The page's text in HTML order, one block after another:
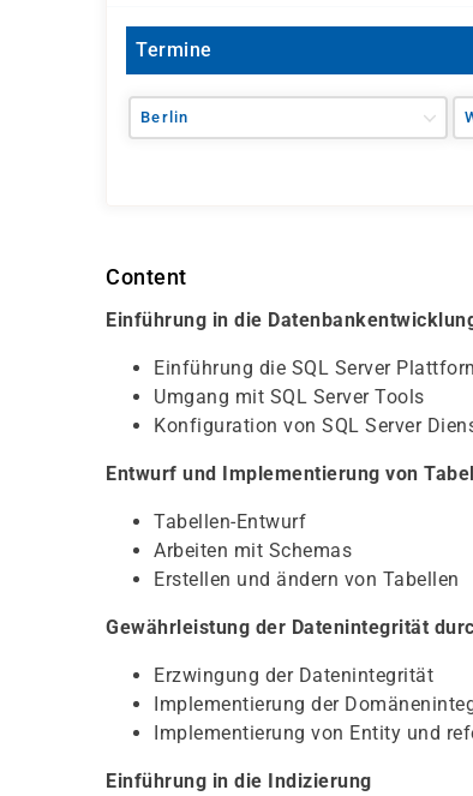
Termine
Berlin
Content
Einführung in die
Einführung die SQL Server
Umgang mit SQL Server Tools
Konfiguration von SQL Server
Entwurf und Implementierung von
Tabellen-Entwurf
Arbeiten mit Schemas
Erstellen und ändern von Tabellen
Gewährleistung der Datenintegrität
Erzwingung der Datenintegrität
Implementierung der
Implementierung von Entity und
Einführung in die Indizierung